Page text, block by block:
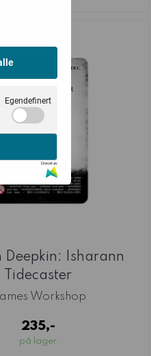
Deepkin: Isharann
Tidecaster
Workshop
235,-
på lager
Egendefinert
Drevet av